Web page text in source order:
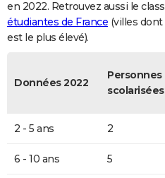
en 2022. Retrouvez aussi le
étudiantes de France (villes
est le plus élevé).
Données 2022
Personnes
scolarisées
2 - 5 ans 2
6 - 10 ans 5